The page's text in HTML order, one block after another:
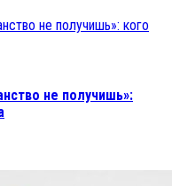
не получишь»: